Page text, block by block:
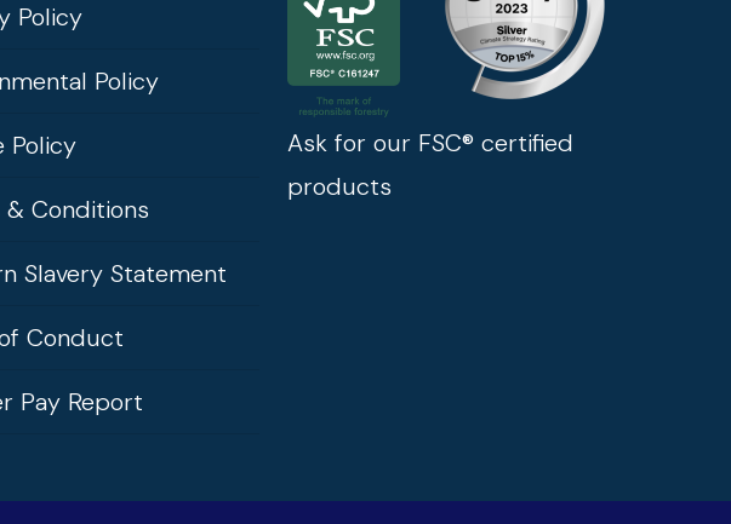
Policy
Policy
Policy
& Conditions
Slavery Statement
Conduct
Pay Report
Ask for our FSC® certified
products